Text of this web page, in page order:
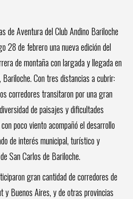
de Aventura del Club Andino Bariloche
28 de febrero una nueva edición del
de montaña con largada y llegada en
Con tres distancias a cubrir:
corredores transitaron por una gran
de paisajes y dificultades
poco viento acompañó el desarrollo
de interés municipal, turístico y
San Carlos de Bariloche.
gran cantidad de corredores de
y Buenos Aires, y de otras provincias